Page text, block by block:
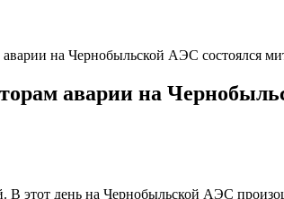
на Чернобыльской АЭС состоялся
аварии на
В этот день на Чернобыльской АЭС